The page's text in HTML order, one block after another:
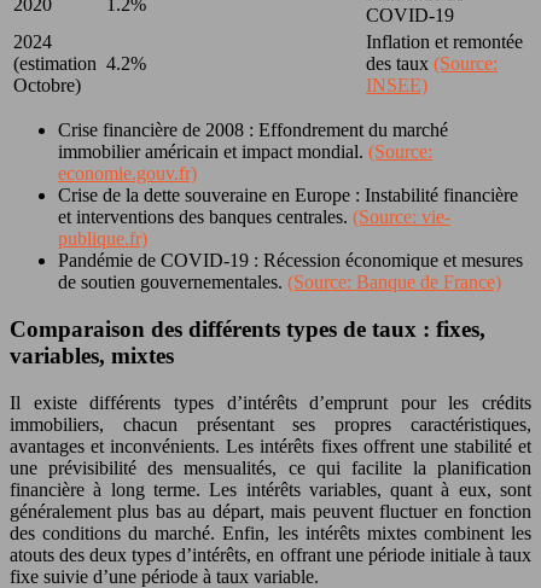
2020
1.2%
COVID-19
2024
(estimation
Octobre)
4.2%
Inflation et remontée
des taux (Source:
INSEE)
Crise financière de 2008 : Effondrement du marché
immobilier américain et impact mondial. (Source:
economie.gouv.fr)
Crise de la dette souveraine en Europe : Instabilité financière
et interventions des banques centrales. (Source: vie-
publique.fr)
Pandémie de COVID-19 : Récession économique et mesures
de soutien gouvernementales. (Source: Banque de France)
Comparaison des différents types de taux : fixes,
variables, mixtes
Il existe différents types d’intérêts d’emprunt pour les crédits
immobiliers, chacun présentant ses propres caractéristiques,
avantages et inconvénients. Les intérêts fixes offrent une stabilité et
une prévisibilité des mensualités, ce qui facilite la planification
financière à long terme. Les intérêts variables, quant à eux, sont
généralement plus bas au départ, mais peuvent fluctuer en fonction
des conditions du marché. Enfin, les intérêts mixtes combinent les
atouts des deux types d’intérêts, en offrant une période initiale à taux
fixe suivie d’une période à taux variable.